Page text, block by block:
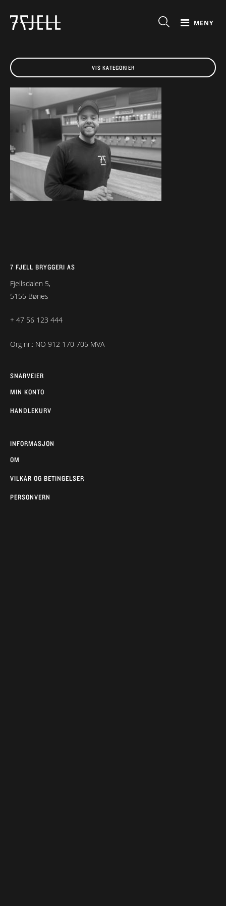
MENY
VIS KATEGORIER
7 FJELL BRYGGERI AS
Fjellsdalen 5,
5155 Bønes
+ 47 56 123 444
Org nr.: NO 912 170 705 MVA
SNARVEIER
MIN KONTO
HANDLEKURV
INFORMASJON
OM
VILKÅR OG BETINGELSER
PERSONVERN